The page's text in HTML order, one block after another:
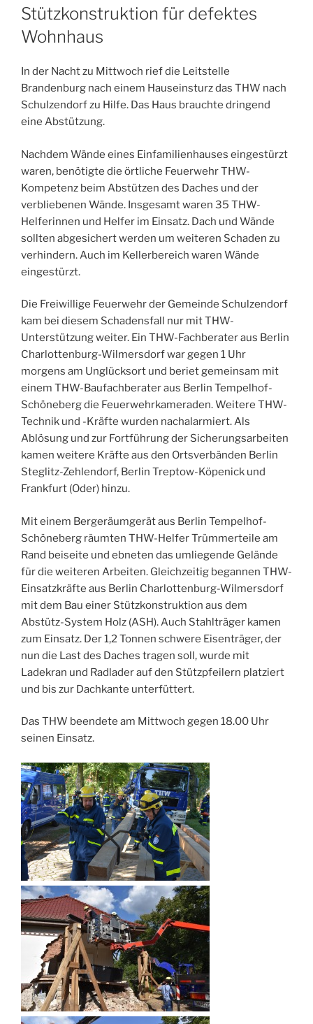
AM
Stützkonstruktion für defektes
Wohnhaus
In der Nacht zu Mittwoch rief die Leitstelle
Brandenburg nach einem Hauseinsturz das THW nach
Schulzendorf zu Hilfe. Das Haus brauchte dringend
eine Abstützung.
Nachdem Wände eines Einfamilienhauses eingestürzt
waren, benötigte die örtliche Feuerwehr THW-
Kompetenz beim Abstützen des Daches und der
verbliebenen Wände. Insgesamt waren 35 THW-
Helferinnen und Helfer im Einsatz. Dach und Wände
sollten abgesichert werden um weiteren Schaden zu
verhindern. Auch im Kellerbereich waren Wände
eingestürzt.
Die Freiwillige Feuerwehr der Gemeinde Schulzendorf
kam bei diesem Schadensfall nur mit THW-
Unterstützung weiter. Ein THW-Fachberater aus Berlin
Charlottenburg-Wilmersdorf war gegen 1 Uhr
morgens am Unglücksort und beriet gemeinsam mit
einem THW-Baufachberater aus Berlin Tempelhof-
Schöneberg die Feuerwehrkameraden. Weitere THW-
Technik und -Kräfte wurden nachalarmiert. Als
Ablösung und zur Fortführung der Sicherungsarbeiten
kamen weitere Kräfte aus den Ortsverbänden Berlin
Steglitz-Zehlendorf, Berlin Treptow-Köpenick und
Frankfurt (Oder) hinzu.
Mit einem Bergeräumgerät aus Berlin Tempelhof-
Schöneberg räumten THW-Helfer Trümmerteile am
Rand beiseite und ebneten das umliegende Gelände
für die weiteren Arbeiten. Gleichzeitig begannen THW-
Einsatzkräfte aus Berlin Charlottenburg-Wilmersdorf
mit dem Bau einer Stützkonstruktion aus dem
Abstütz-System Holz (ASH). Auch Stahlträger kamen
zum Einsatz. Der 1,2 Tonnen schwere Eisenträger, der
nun die Last des Daches tragen soll, wurde mit
Ladekran und Radlader auf den Stützpfeilern platziert
und bis zur Dachkante unterfüttert.
Das THW beendete am Mittwoch gegen 18.00 Uhr
seinen Einsatz.